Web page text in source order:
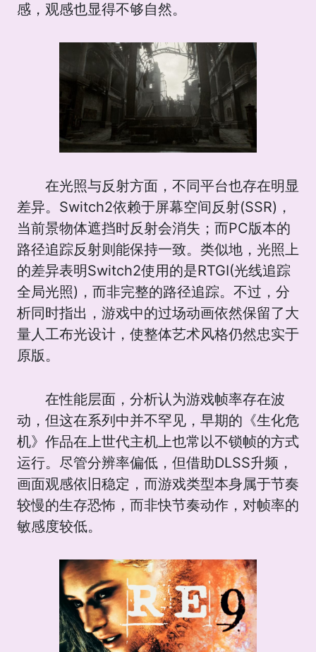
感，观感也显得不够自然。
在光照与反射方面，不同平台也存在明显
差异。Switch2依赖于屏幕空间反射(SSR)，
当前景物体遮挡时反射会消失；而PC版本的
路径追踪反射则能保持一致。类似地，光照上
的差异表明Switch2使用的是RTGI(光线追踪
全局光照)，而非完整的路径追踪。不过，分
析同时指出，游戏中的过场动画依然保留了大
量人工布光设计，使整体艺术风格仍然忠实于
原版。
在性能层面，分析认为游戏帧率存在波
动，但这在系列中并不罕见，早期的《生化危
机》作品在上世代主机上也常以不锁帧的方式
运行。尽管分辨率偏低，但借助DLSS升频，
画面观感依旧稳定，而游戏类型本身属于节奏
较慢的生存恐怖，而非快节奏动作，对帧率的
敏感度较低。